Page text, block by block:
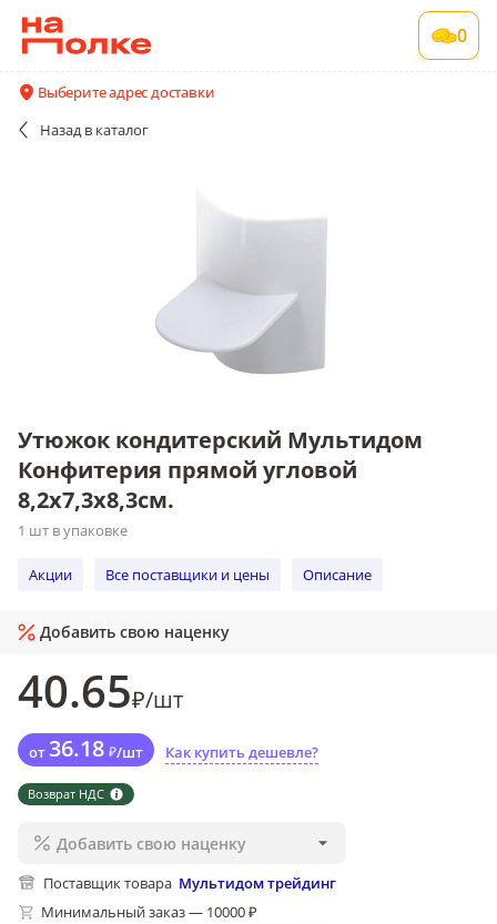
0
Выберите адрес доставки
Назад в каталог
Конфитерия прямой угловой 8,2х7,3х8,3см.
Утюжок кондитерский Мультидом
Конфитерия прямой угловой
8,2х7,3х8,3см.
1 шт в упаковке
Акции Все поставщики и цены Описание
Добавить свою наценку
40.65₽/шт
от36.18 ₽/шт Как купить дешевле?
Возврат НДС
Добавить свою наценку
Поставщик товара Мультидом трейдинг
Минимальный заказ — 10000 ₽